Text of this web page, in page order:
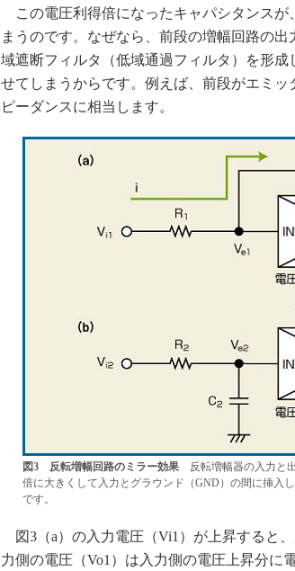
この電圧利得倍になったキャパシタンスが
まうのです。なぜなら、前段の増幅回路の
域遮断フィルタ（低域通過フィルタ）を形
せてしまうからです。例えば、前段がエミ
ピーダンスに相当します。
図3 反転増幅回路のミラー効果反転増幅器の入力と出
倍に大きくして入力とグラウンド（GND）の間に挿入
です。
図3（a）の入力電圧（Vi1）が上昇すると
力側の電圧（Vo1）は入力側の電圧上昇分に